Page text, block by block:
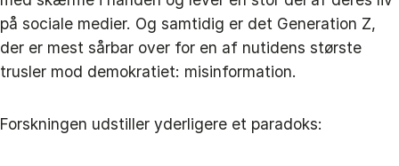
på sociale medier. Og samtidig er det Generation Z,
der er mest sårbar over for en af nutidens største
trusler mod demokratiet: misinformation.
Forskningen udstiller yderligere et paradoks: